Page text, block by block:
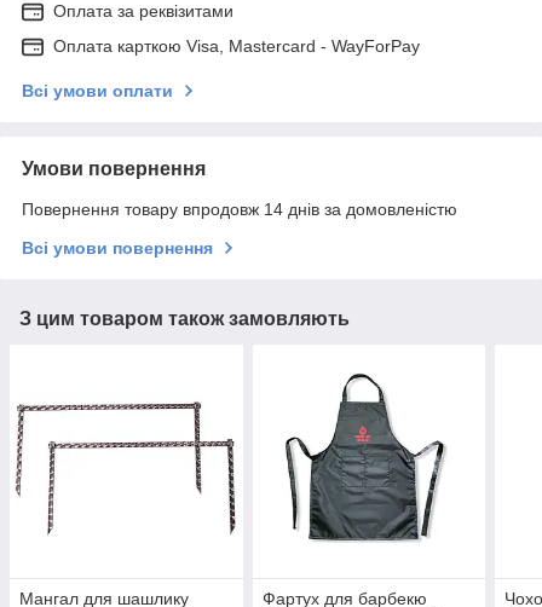
Оплата за реквізитами
Оплата карткою Visa, Mastercard - WayForPay
Всі умови оплати
Умови повернення
Повернення товару впродовж 14 днів за домовленістю
Всі умови повернення
З цим товаром також замовляють
Мангал для шашлику
Фартух для барбекю